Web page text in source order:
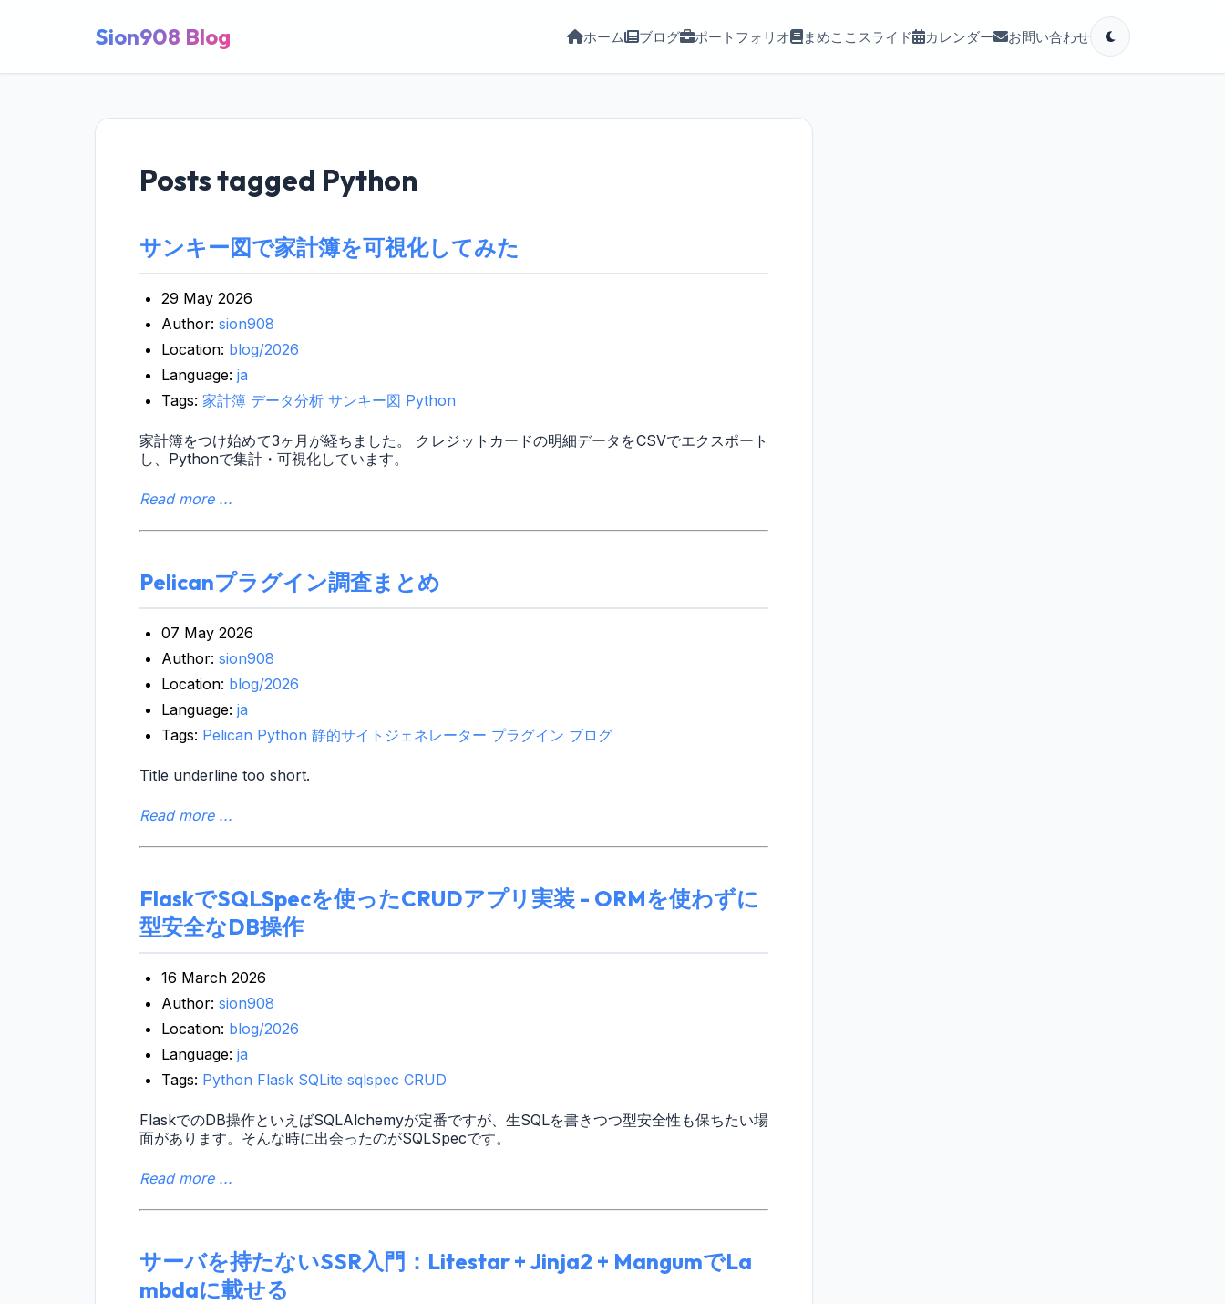
Sion908 Blog ホーム ブログ ポートフォリオ まめここ スライド カレンダー お問い合わせ
Posts tagged Python
サンキー図で家計簿を可視化してみた
29 May 2026
Author: sion908
Location: blog/2026
Language: ja
Tags: 家計簿 データ分析 サンキー図 Python
家計簿をつけ始めて3ヶ月が経ちました。 クレジットカードの明細データをCSVでエクスポート
し、Pythonで集計・可視化しています。
Read more ...
Pelicanプラグイン調査まとめ
07 May 2026
Author: sion908
Location: blog/2026
Language: ja
Tags: Pelican Python 静的サイトジェネレーター プラグイン ブログ
Title underline too short.
Read more ...
FlaskでSQLSpecを使ったCRUDアプリ実装 - ORMを使わずに
型安全なDB操作
16 March 2026
Author: sion908
Location: blog/2026
Language: ja
Tags: Python Flask SQLite sqlspec CRUD
FlaskでのDB操作といえばSQLAlchemyが定番ですが、生SQLを書きつつ型安全性も保ちたい場
面があります。そんな時に出会ったのがSQLSpecです。
Read more ...
サーバを持たないSSR入門：Litestar + Jinja2 + MangumでLa
mbdaに載せる